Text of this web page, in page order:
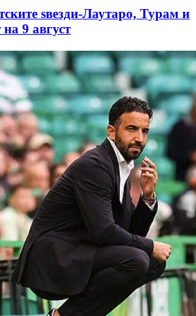
ѕвезди-Лаутаро, Турам и
9 август